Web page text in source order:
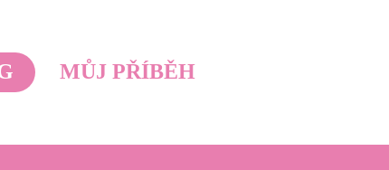
MŮJ PŘÍBĚH